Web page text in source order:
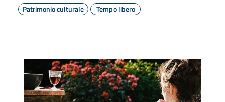
Patrimonio culturale
Tempo libero